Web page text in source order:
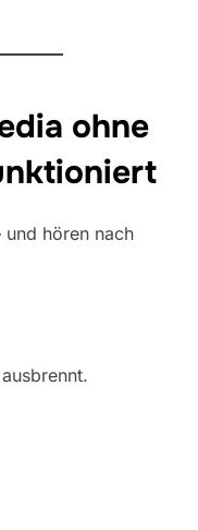
ohne
und hören nach
ausbrennt.